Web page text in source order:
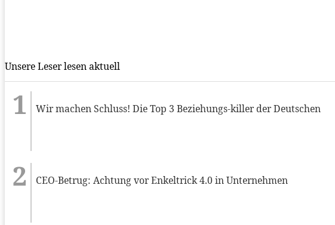
Unsere Leser lesen aktuell
Wir machen Schluss! Die Top 3 Beziehungs-killer der Deutschen
CEO-Betrug: Achtung vor Enkeltrick 4.0 in Unternehmen